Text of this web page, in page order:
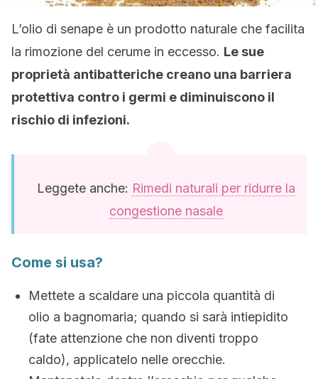
L’olio di senape è un prodotto naturale che facilita
la rimozione del cerume in eccesso. Le sue
proprietà antibatteriche creano una barriera
protettiva contro i germi e diminuiscono il
rischio di infezioni.
Leggete anche: Rimedi naturali per ridurre la
congestione nasale
Come si usa?
Mettete a scaldare una piccola quantità di
olio a bagnomaria; quando si sarà intiepidito
(fate attenzione che non diventi troppo
caldo), applicatelo nelle orecchie.